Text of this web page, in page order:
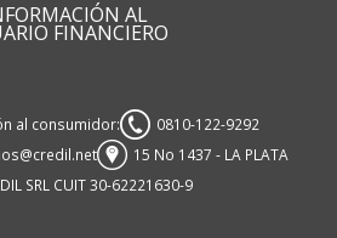
AL
FINANCIERO
al consumidor:
0810-122-9292
15 No 1437 - LA PLATA
SRL CUIT 30-62221630-9